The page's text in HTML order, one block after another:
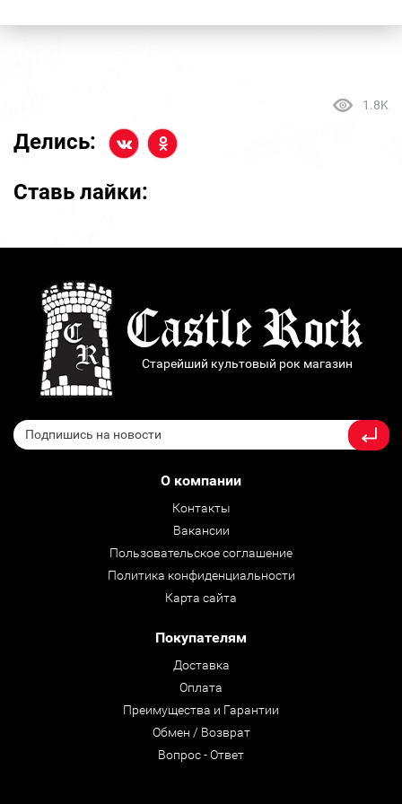
1.8K
Делись:
Ставь лайки:
Старейший культовый рок магазин
О компании
Контакты
Вакансии
Пользовательское соглашение
Политика конфиденциальности
Карта сайта
Покупателям
Доставка
Оплата
Преимущества и Гарантии
Обмен / Возврат
Вопрос - Ответ